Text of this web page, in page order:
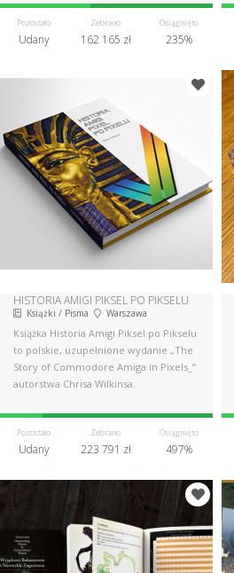
Pozostało
Udany
Zebrano
162 165 zł
Osiągnięto
235%
HISTORIA AMIGI PIKSEL PO PIKSELU
Książki / Pisma Warszawa
Książka Historia Amigi Piksel po Pikselu
to polskie, uzupełnione wydanie „The
Story of Commodore Amiga in Pixels_”
autorstwa Chrisa Wilkinsa.
Pozostało
Udany
Zebrano
223 791 zł
Osiągnięto
497%